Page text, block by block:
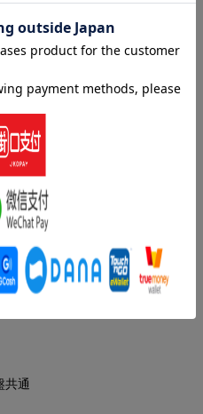
日(日)23:59 まで
ただけなくなりますのでご注
トにつながりにくくなる可能
間帯を改めてご応募いただき
性がございますので、時間の
林火山』発売記念メンバー個別
イト
zipangopera/2nd/
ムが発売決定！
3/29(水)に発売決定！
た「STEER THE SHIP」や
」に、新曲8曲を加えた全11曲
一人の個性が発揮された、曲
たえのある作品に仕上がって
初となるMusic Video作品「K
キュメント映像を収録！
してください！
4人による、これまでの伝統的
共通